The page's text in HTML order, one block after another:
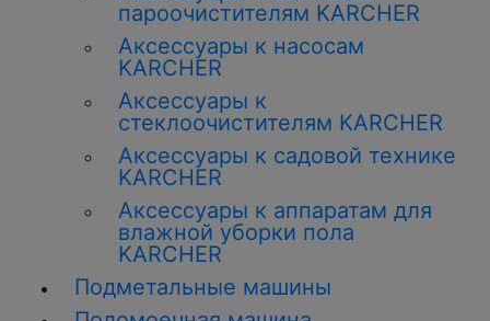
пароочистителям KARCHER
Аксессуары к насосам
KARCHER
Аксессуары к
стеклоочистителям KARCHER
Аксессуары к садовой технике
KARCHER
Аксессуары к аппаратам для
влажной уборки пола
KARCHER
Подметальные машины